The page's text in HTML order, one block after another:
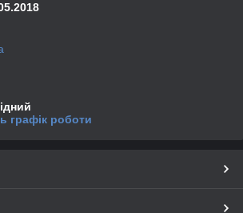
графік роботи